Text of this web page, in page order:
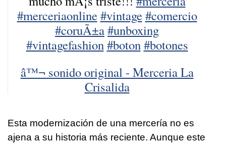
#merceriaonline#vintage#comercio
#coruÃ±a#unboxing
#vintagefashion#boton#botones
â™¬ sonido original - Merceria La
Crisalida
Esta modernización de una mercería no es
ajena a su historia más reciente. Aunque este